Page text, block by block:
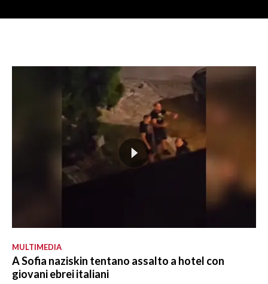
MULTIMEDIA
A Sofia naziskin tentano assalto a hotel con
giovani ebrei italiani